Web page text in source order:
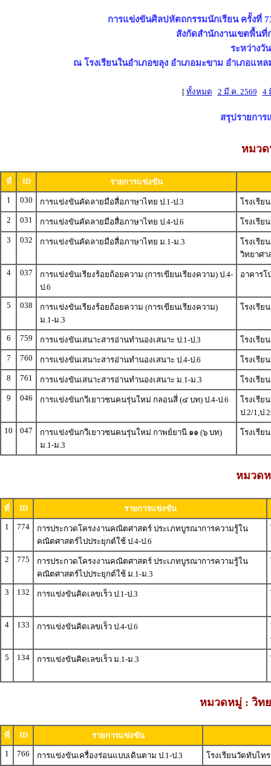
การแข่งขันศิลปหัตถกรรมนักเรียน ครั้งที่
สังกัดสำนักงานเขตพื้น
ระหว่างวั
ณ โรงเรียนในอำเภอขลุง อำเภอมะขาม อำเภอแห
[ ทั้งหมด 2 มี.ค. 2569 4
สรุปรายการ
หมว
ที่ ID
รายการแข่งขัน
1
030 การแข่งขันคัดลายมือสื่อภาษาไทย ป.1-ป.3
โรงเรีย
2
031 การแข่งขันคัดลายมือสื่อภาษาไทย ป.4-ป.6
โรงเรีย
3
032 การแข่งขันคัดลายมือสื่อภาษาไทย ม.1-ม.3
โรงเรีย
วิทยาศา
4
037
การแข่งขันเรียงร้อยถ้อยความ (การเขียนเรียงความ) ป.4-
ป.6
อาคารโ
5 038
การแข่งขันเรียงร้อยถ้อยความ (การเขียนเรียงความ)
ม.1-ม.3
โรงเรีย
6 759 การแข่งขันเสนาะสารอ่านทำนองเสนาะ ป.1-ป.3
โรงเรีย
7
760 การแข่งขันเสนาะสารอ่านทำนองเสนาะ ป.4-ป.6
โรงเรีย
8
761 การแข่งขันเสนาะสารอ่านทำนองเสนาะ ม.1-ม.3
โรงเรีย
9
046 การแข่งขันกวีเยาวชนคนรุ่นใหม่ กลอนสี่ (๔ บท) ป.4-ป.6
โรงเรีย
ป.2/1,ป
10
047
การแข่งขันกวีเยาวชนคนรุ่นใหม่ กาพย์ยานี ๑๑ (๖ บท)
ม.1-ม.3
โรงเรีย
หมวด
ที่ ID
รายการแข่งขัน
1
774
การประกวดโครงงานคณิตศาสตร์ ประเภทบูรณาการความรู้ใน
คณิตศาสตร์ไปประยุกต์ใช้ ป.4-ป.6
2
775
การประกวดโครงงานคณิตศาสตร์ ประเภทบูรณาการความรู้ใน
คณิตศาสตร์ไปประยุกต์ใช้ ม.1-ม.3
3
132 การแข่งขันคิดเลขเร็ว ป.1-ป.3
4
133 การแข่งขันคิดเลขเร็ว ป.4-ป.6
5
134 การแข่งขันคิดเลขเร็ว ม.1-ม.3
หมวดหมู่ : วิท
ที่ ID
รายการแข่งขัน
1
766 การแข่งขันเครื่องร่อนแบบเดินตาม ป.1-ป.3
โรงเรียนวัดทับไท